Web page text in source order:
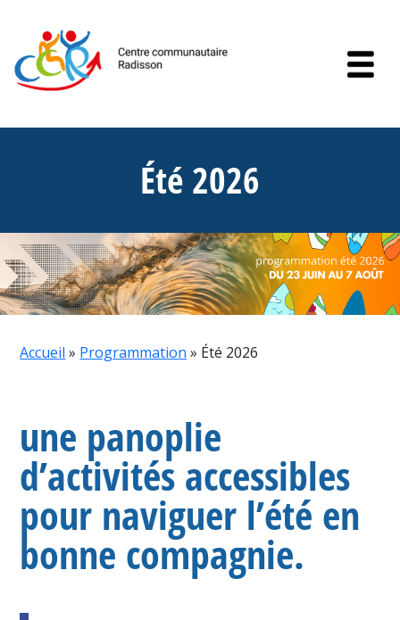
Été 2026
Accueil » Programmation » Été 2026
une panoplie
d’activités accessibles
pour naviguer l’été en
bonne compagnie.